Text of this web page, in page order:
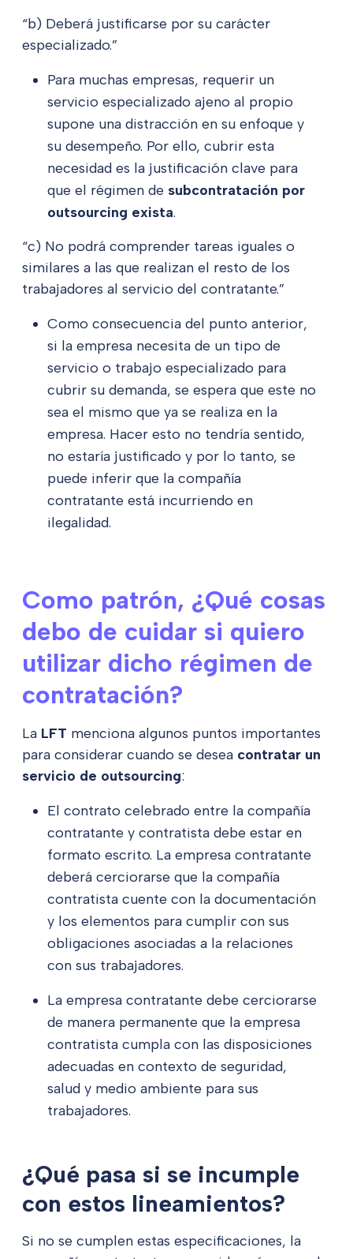
“b) Deberá justificarse por su carácter
especializado.”
Para muchas empresas, requerir un
servicio especializado ajeno al propio
supone una distracción en su enfoque y
su desempeño. Por ello, cubrir esta
necesidad es la justificación clave para
que el régimen de subcontratación por
outsourcing exista.
“c) No podrá comprender tareas iguales o
similares a las que realizan el resto de los
trabajadores al servicio del contratante.”
Como consecuencia del punto anterior,
si la empresa necesita de un tipo de
servicio o trabajo especializado para
cubrir su demanda, se espera que este no
sea el mismo que ya se realiza en la
empresa. Hacer esto no tendría sentido,
no estaría justificado y por lo tanto, se
puede inferir que la compañía
contratante está incurriendo en
ilegalidad.
Como patrón, ¿Qué cosas
debo de cuidar si quiero
utilizar dicho régimen de
contratación?
La LFT menciona algunos puntos importantes
para considerar cuando se desea contratar un
servicio de outsourcing:
El contrato celebrado entre la compañía
contratante y contratista debe estar en
formato escrito. La empresa contratante
deberá cerciorarse que la compañía
contratista cuente con la documentación
y los elementos para cumplir con sus
obligaciones asociadas a la relaciones
con sus trabajadores.
La empresa contratante debe cerciorarse
de manera permanente que la empresa
contratista cumpla con las disposiciones
adecuadas en contexto de seguridad,
salud y medio ambiente para sus
trabajadores.
¿Qué pasa si se incumple
con estos lineamientos?
Si no se cumplen estas especificaciones, la